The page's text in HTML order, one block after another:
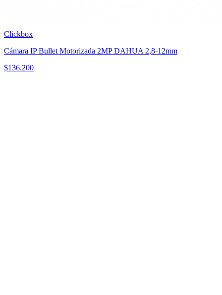
Clickbox
Cámara IP Bullet Motorizada 2MP DAHUA 2,8-12mm
$136.200